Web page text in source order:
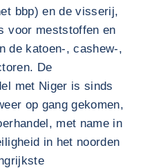
bbp) en de visserij,
voor meststoffen en
de katoen-, cashew-,
De
met Niger is sinds
op gang gekomen,
met name in
in het noorden